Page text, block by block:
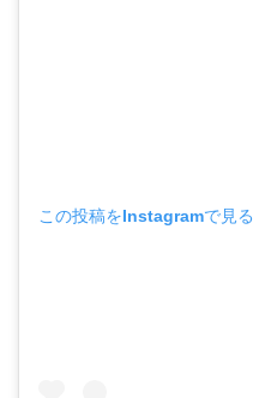
この投稿をInstagramで見る